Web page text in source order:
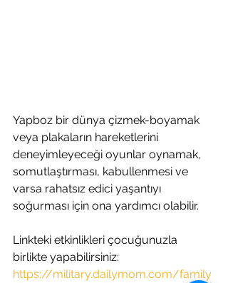
Yapboz bir dünya çizmek-boyamak
veya plakaların hareketlerini
deneyimleyeceği oyunlar oynamak,
somutlaştırması, kabullenmesi ve
varsa rahatsız edici yaşantıyı
soğurması için ona yardımcı olabilir.
Linkteki etkinlikleri çocuğunuzla
birlikte yapabilirsiniz:
https://military.dailymom.com/family